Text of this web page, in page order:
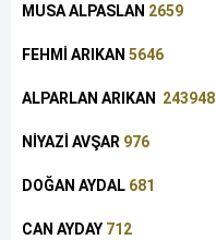
MUSA ALPASLAN 2659
FEHMİ ARIKAN 5646
ALPARLAN ARIKAN 243948
NİYAZİ AVŞAR 976
DOĞAN AYDAL 681
CAN AYDAY 712